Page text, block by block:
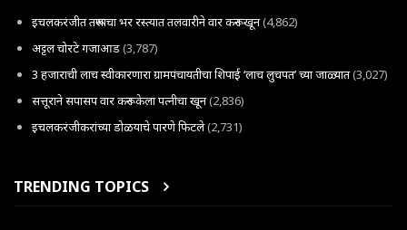
इचलकरंजीत तरूणाचा भर रस्त्यात तलवारीने वार करून खून(4,862)
अट्टल चोरटे गजाआड(3,787)
3 हजाराची लाच स्वीकारणारा ग्रामपंचायतीचा शिपाई ‘लाच लुचपत’ च्या जाळ्यात(3,027)
सत्तूराने सपासप वार करून केला पत्नीचा खून(2,836)
इचलकरंजीकरांच्या डोळयाचे पारणे फिटले(2,731)
TRENDING TOPICS